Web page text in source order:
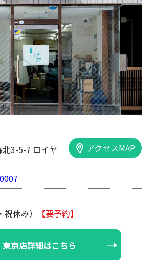
3-5-7 ロイヤ
アクセスMAP
休み） 【要予約】
東京店詳細はこちら